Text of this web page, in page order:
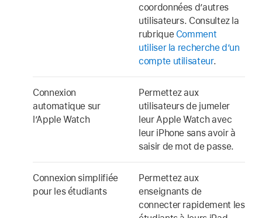
coordonnées d’autres
utilisateurs. Consultez la
rubrique Comment
utiliser la recherche d’un
compte utilisateur.
Connexion
automatique sur
l’Apple Watch
Permettez aux
utilisateurs de jumeler
leur Apple Watchavec
leur iPhone sans avoir à
saisir de mot de passe.
Connexion simplifiée
pour les étudiants
Permettez aux
enseignants de
connecter rapidement les